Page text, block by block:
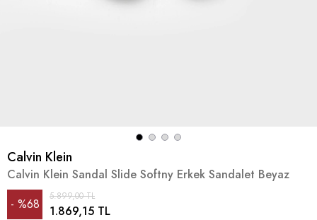
Calvin Klein
Calvin Klein Sandal Slide Softny Erkek Sandalet Beyaz
%68
5.899,00 TL
1.869,15 TL